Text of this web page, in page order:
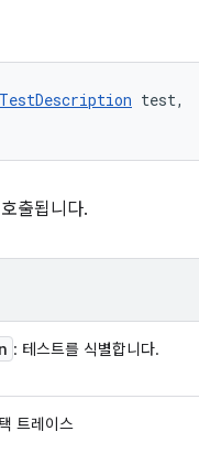
TestDescription test,
출됩니다.
: 테스트를 식별합니다.
트레이스